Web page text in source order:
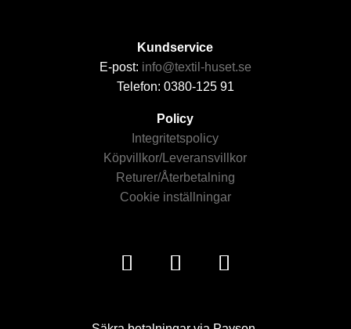
Kundservice
E-post: info@textil-huset.se
Telefon: 0380-125 91
Policy
Integritetspolicy
Köpvillkor/Leveransvillkor
Returer/Återbetalning
Cookie inställningar